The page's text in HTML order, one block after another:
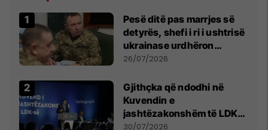
Pesë ditë pas marrjes së
detyrës, shefi i ri i ushtrisë
ukrainase urdhëron
kontroll të madh
26/07/2026
Gjithçka që ndodhi në
Kuvendin e
jashtëzakonshëm të LDK-
së
30/07/2026